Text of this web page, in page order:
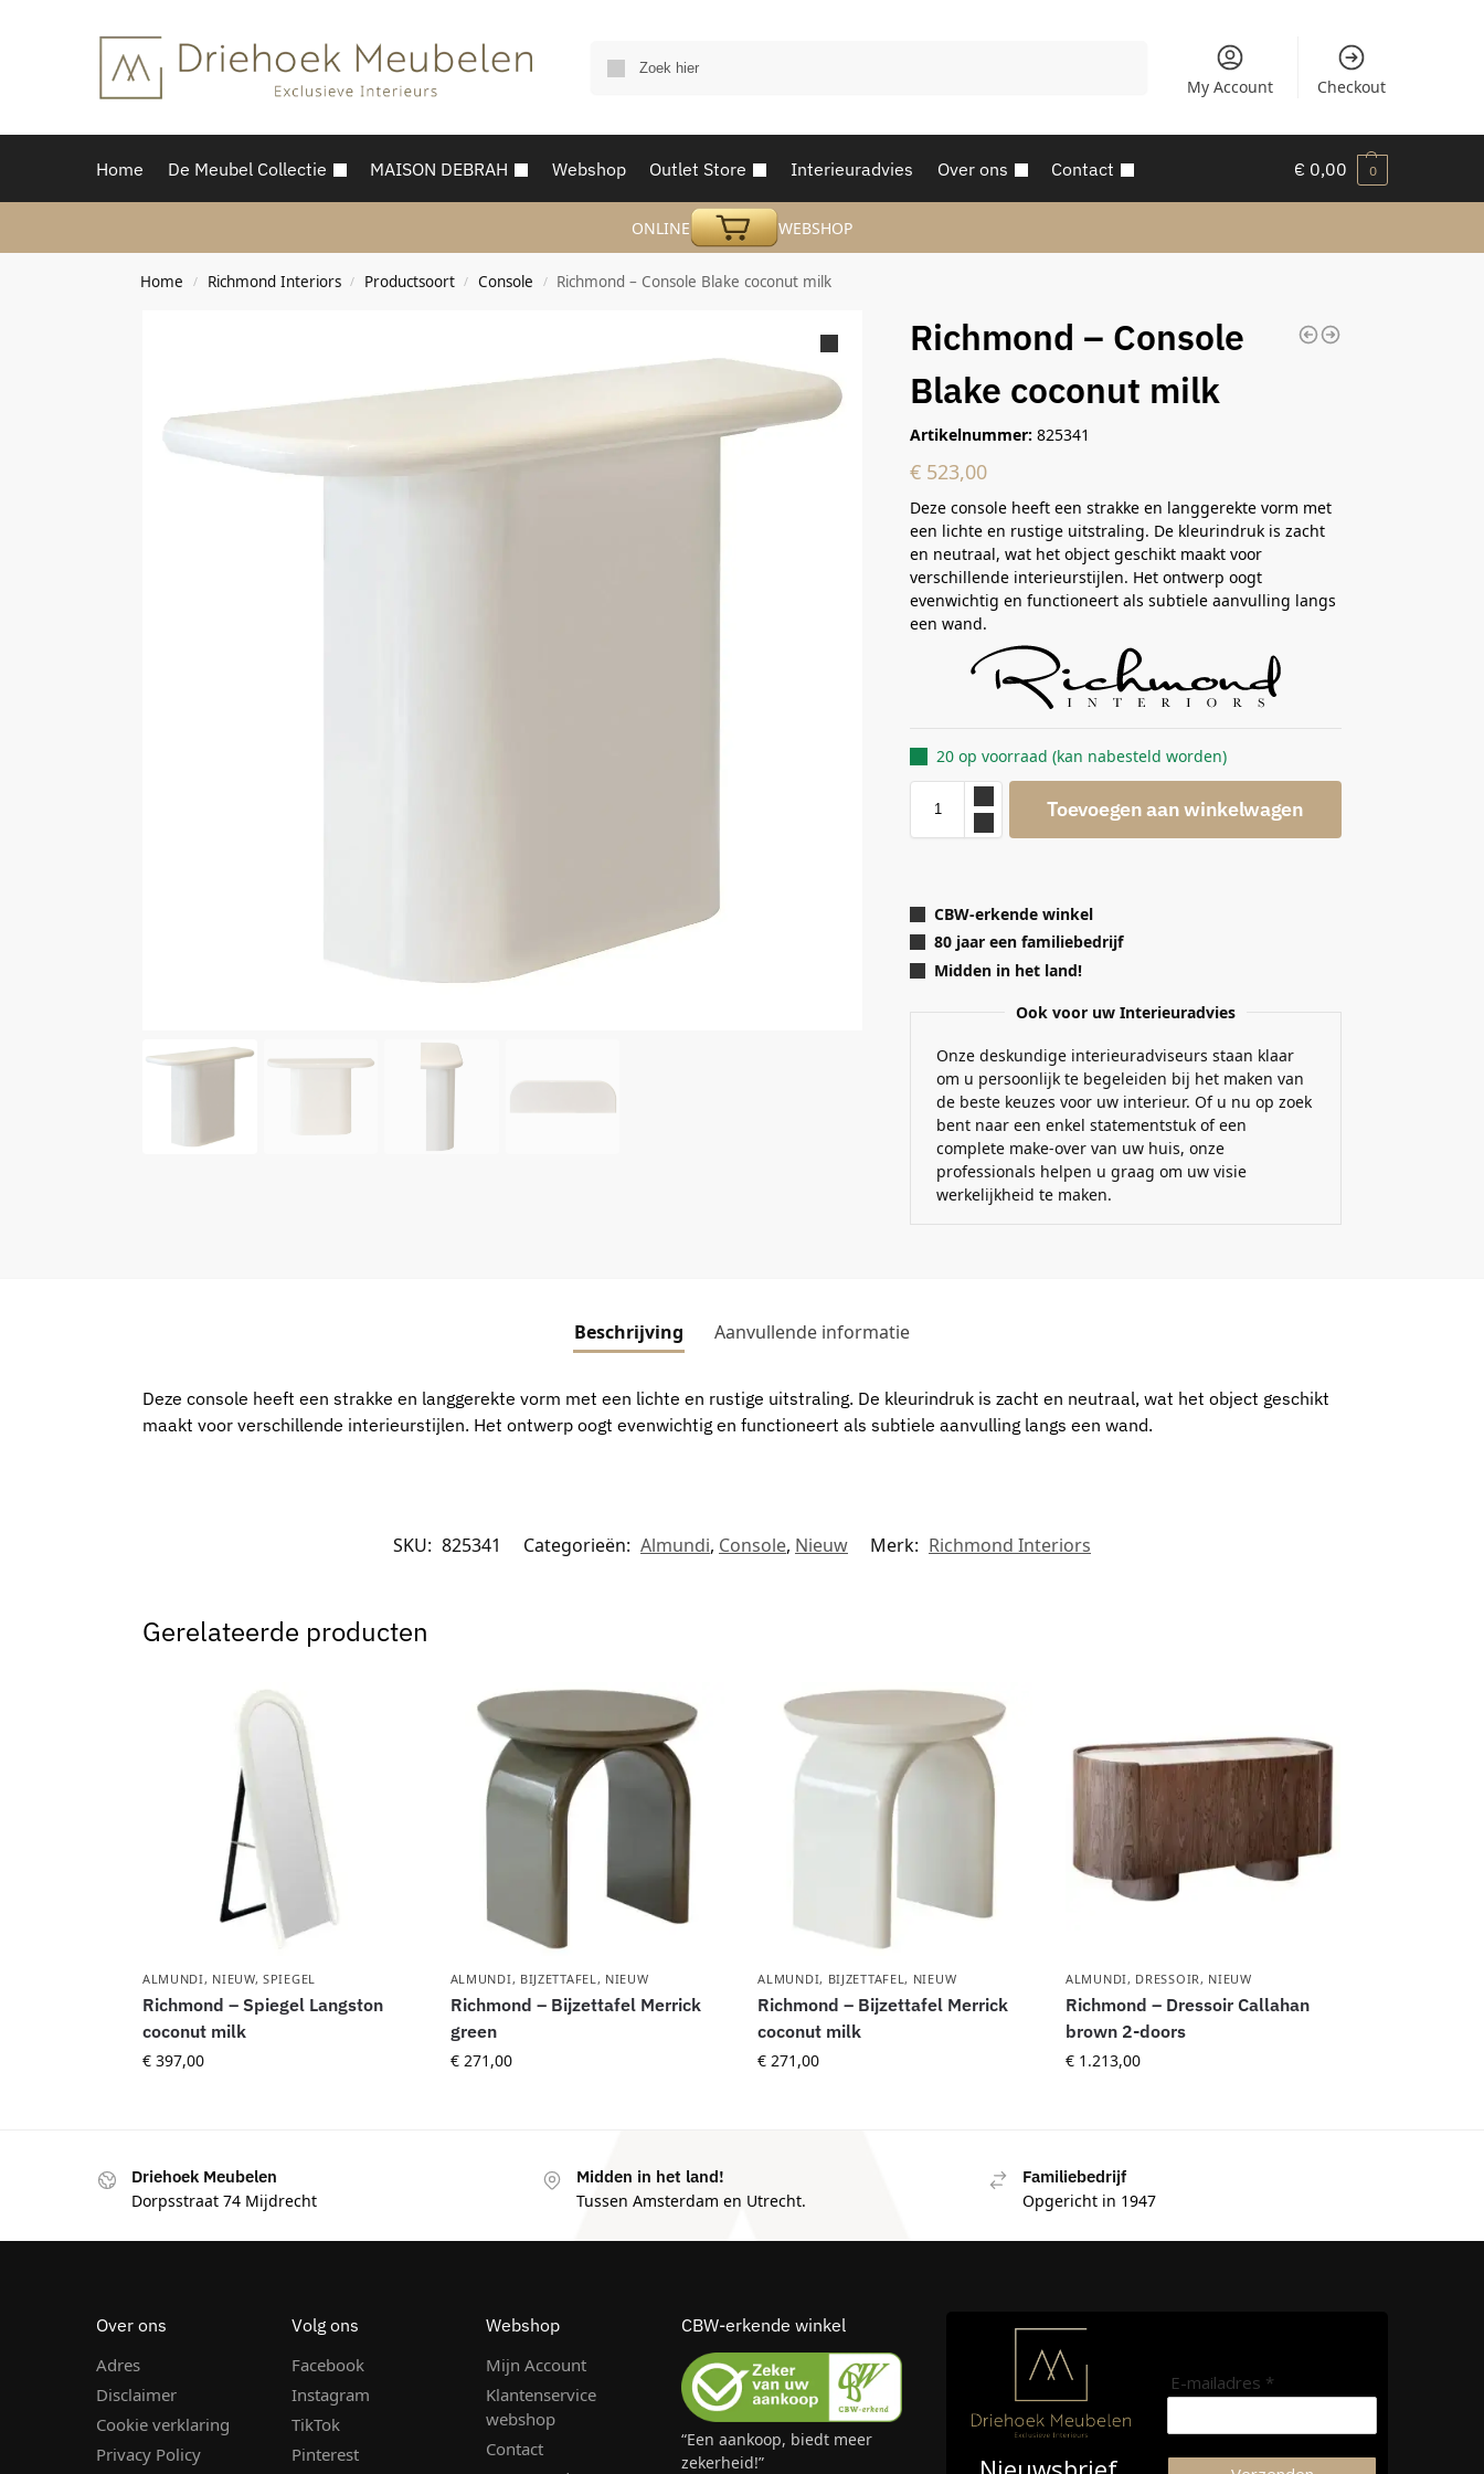
My Account Checkout
Home De Meubel Collectie MAISON DEBRAH Webshop Outlet Store Interieuradvies Over ons Contact € 0,00 0
ONLINE WEBSHOP
Home / Richmond Interiors / Productsoort / Console / Richmond – Console Blake coconut milk
Richmond – Console
Blake coconut milk
Artikelnummer: 825341
€ 523,00
Deze console heeft een strakke en langgerekte vorm met
een lichte en rustige uitstraling. De kleurindruk is zacht
en neutraal, wat het object geschikt maakt voor
verschillende interieurstijlen. Het ontwerp oogt
evenwichtig en functioneert als subtiele aanvulling langs
een wand.
20 op voorraad (kan nabesteld worden)
Toevoegen aan winkelwagen
CBW-erkende winkel
80 jaar een familiebedrijf
Midden in het land!
Ook voor uw Interieuradvies
Onze deskundige interieuradviseurs staan klaar
om u persoonlijk te begeleiden bij het maken van
de beste keuzes voor uw interieur. Of u nu op zoek
bent naar een enkel statementstuk of een
complete make-over van uw huis, onze
professionals helpen u graag om uw visie
werkelijkheid te maken.
Beschrijving Aanvullende informatie
Deze console heeft een strakke en langgerekte vorm met een lichte en rustige uitstraling. De kleurindruk is zacht en neutraal, wat het object geschikt
maakt voor verschillende interieurstijlen. Het ontwerp oogt evenwichtig en functioneert als subtiele aanvulling langs een wand.
SKU: 825341 Categorieën: Almundi, Console, Nieuw Merk: Richmond Interiors
Gerelateerde producten
ALMUNDI, NIEUW,SPIEGEL
Richmond – Spiegel Langston
coconut milk
€397,00
ALMUNDI, BIJZETTAFEL , NIEUW
Richmond – Bijzettafel Merrick
green
€271,00
ALMUNDI, BIJZETTAFEL , NIEUW
Richmond – Bijzettafel Merrick
coconut milk
€ 271,00
ALMUNDI, DRESSOIR , NIEUW
Richmond – Dressoir Callahan
brown 2-doors
€ 1.213,00
Driehoek Meubelen
Dorpsstraat 74 Mijdrecht
Midden in het land!
Tussen Amsterdam en Utrecht.
Familiebedrijf
Opgericht in 1947
Over ons
Adres
Disclaimer
Cookie verklaring
Privacy Policy
Volg ons
Facebook
Instagram
TikTok
Pinterest
Webshop
Mijn Account
Klantenservice
webshop
Contact
CBW-erkende winkel
“Een aankoop, biedt meer
zekerheid!”
E-mailadres *